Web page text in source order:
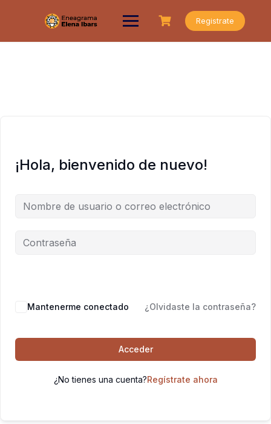
Registrate
¡Hola, bienvenido de nuevo!
Mantenerme conectado ¿Olvidaste la contraseña?
Acceder
¿No tienes una cuenta?Regístrate ahora